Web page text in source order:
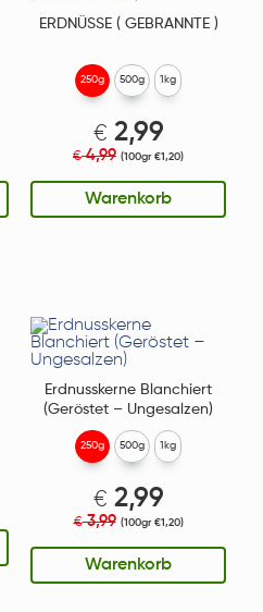
ERDNÜSSE ( GEBRANNTE )
250g
€ 2,99
€4,99 (100gr €1,20)
Warenkorb
500g 1kg
Erdnusskerne Blanchiert
(Geröstet – Ungesalzen)
250g
€ 2,99
€3,99 (100gr €1,20)
Warenkorb
500g 1kg